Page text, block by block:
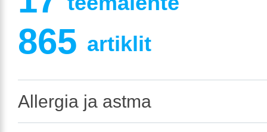
865 artiklit
Allergia ja astma